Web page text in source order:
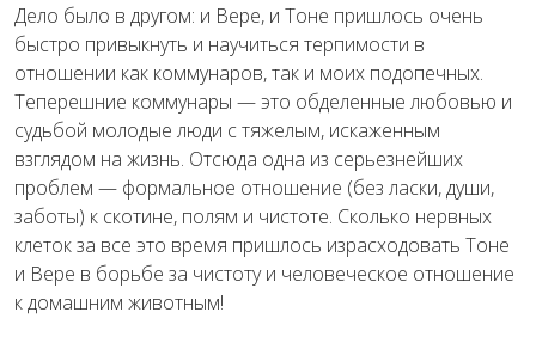
Дело было в другом: и Вере, и Тоне пришлось очень
быстро привыкнуть и научиться терпимости в
отношении как коммунаров, так и моих подопечных.
Теперешние коммунары — это обделенные любовью и
судьбой молодые люди с тяжелым, искаженным
взглядом на жизнь. Отсюда одна из серьезнейших
проблем — формальное отношение (без ласки, души,
заботы) к скотине, полям и чистоте. Сколько нервных
клеток за все это время пришлось израсходовать Тоне
и Вере в борьбе за чистоту и человеческое отношение
к домашним животным!